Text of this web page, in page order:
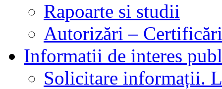
Rapoarte si studii
Autorizări –
Informatii de interes
Solicitare informații.